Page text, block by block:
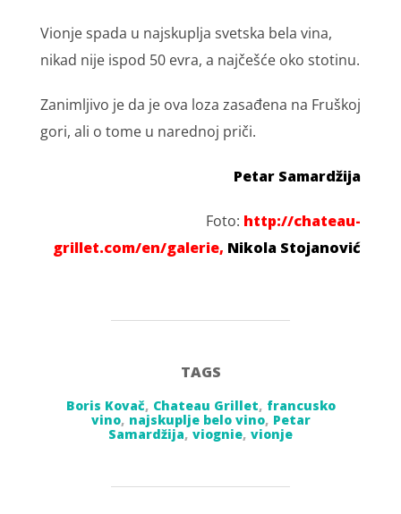
Vionje spada u najskuplja svetska bela vina,
nikad nije ispod 50 evra, a najčešće oko stotinu.
Zanimljivo je da je ova loza zasađena na Fruškoj
gori, ali o tome u narednoj priči.
Petar Samardžija
Foto: http://chateau-
grillet.com/en/galerie, Nikola Stojanović
TAGS
Boris Kovač, Chateau Grillet, francusko
vino, najskuplje belo vino, Petar
Samardžija, viognie, vionje